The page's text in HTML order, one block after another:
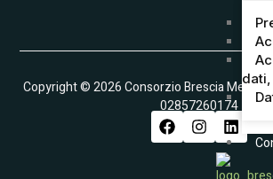
Copyright © 2026 Consorzio Brescia Mercati
02857260174